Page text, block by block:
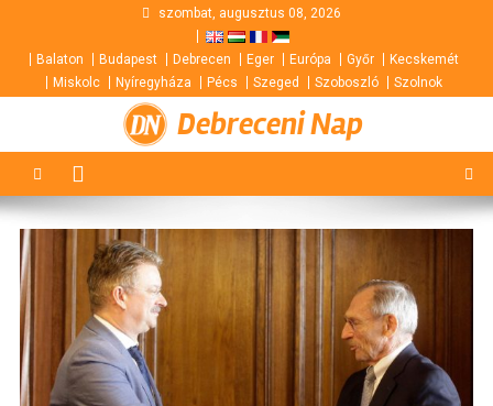
content
szombat, augusztus 08, 2026
Balaton Budapest Debrecen Eger Európa Győr
Kecskemét
Miskolc
Nyíregyháza Pécs Szeged Szoboszló Szolnok
Debreceni Nap